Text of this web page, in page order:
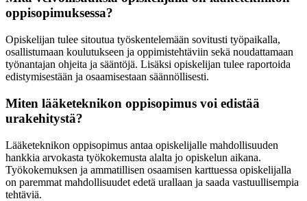
oppisopimuksessa?
Opiskelijan tulee sitoutua työskentelemään sovitusti työpaikalla,
osallistumaan koulutukseen ja oppimistehtäviin sekä noudattamaan
työnantajan ohjeita ja sääntöjä. Lisäksi opiskelijan tulee raportoida
edistymisestään ja osaamisestaan säännöllisesti.
Miten lääketeknikon oppisopimus voi edistää
urakehitystä?
Lääketeknikon oppisopimus antaa opiskelijalle mahdollisuuden
hankkia arvokasta työkokemusta alalta jo opiskelun aikana.
Työkokemuksen ja ammatillisen osaamisen karttuessa opiskelijalla
on paremmat mahdollisuudet edetä urallaan ja saada vastuullisempia
tehtäviä.